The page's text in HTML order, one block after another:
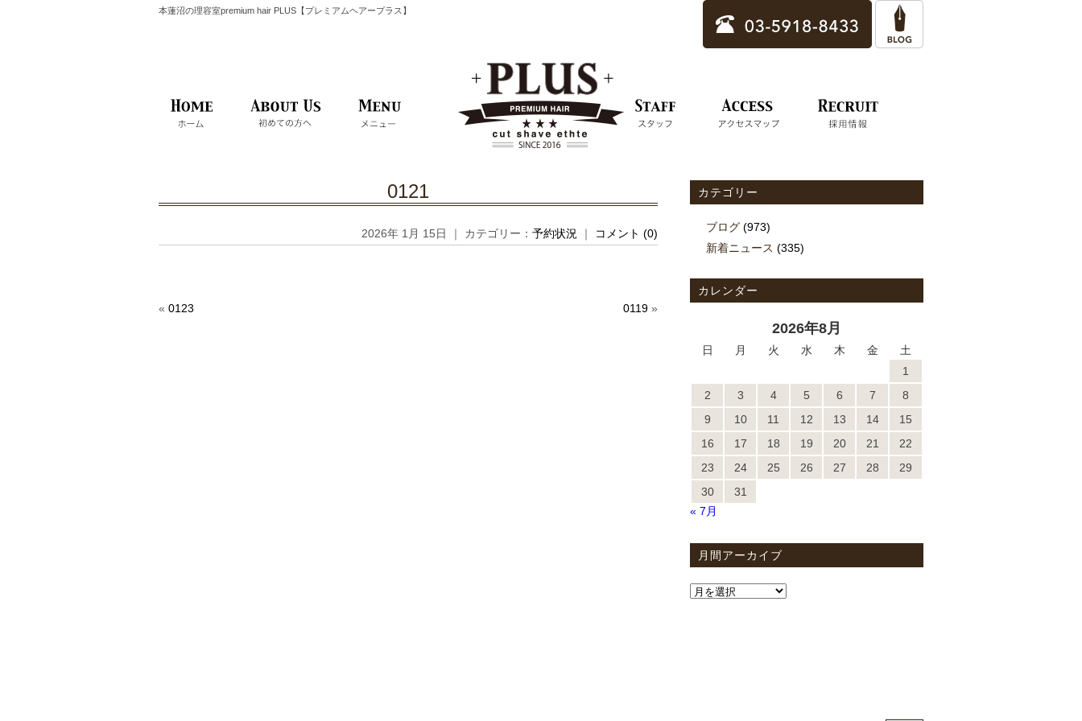
本蓮沼の理容室premium hair PLUS【プレミアムヘアープラス】
0121
2026年 1月 15日 ｜ カテゴリー： 予約状況 ｜ コメント (0)
« 0123 0119 »
カテゴリー
ブログ (973)
新着ニュース (335)
カレンダー
2026年8月
日 月 火 水 木 金
土
1
2
3 4 5 6 7
8
9
10 11 12 13 14
15
16
17 18 19 20 21
22
23
24 25 26 27 28
29
30
31
« 7月
月間アーカイブ